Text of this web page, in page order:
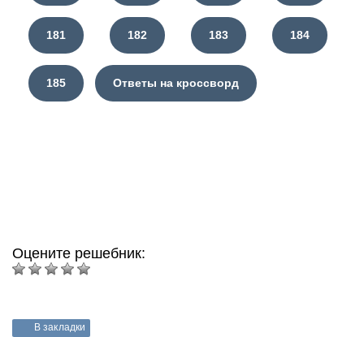
181 182 183 184
185 Ответы на кроссворд
Оцените решебник:
В закладки